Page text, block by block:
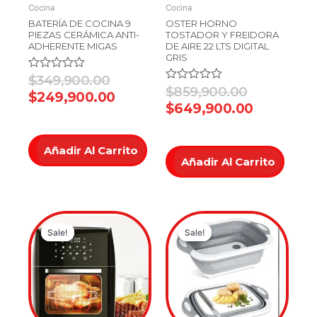
Cocina
BATERÍA DE COCINA 9
PIEZAS CERÁMICA ANTI-
ADHERENTE MIGAS
Valorado
en
0
$349,900.00
$249,900.00
Añadir Al Carrito
Cocina
OSTER HORNO
TOSTADOR Y FREIDORA
DE AIRE 22 LTS DIGITAL
GRIS
Valorado
en
0
$859,900.00
$649,900.00
Añadir Al Carrito
Sale!
Sale!
Original
price
was:
$549,900.00.
Current
price
is:
$469,900.00.
Sale!
Sale!
Original
price
was:
Current
price
is: